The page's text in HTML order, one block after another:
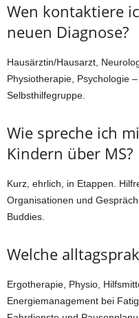
Wen kontaktiere
neuen Diagnose?
Hausärztin/Hausarzt,
Physiotherapie, Psychologie
Selbsthilfegruppe.
Wie spreche ich
Kindern über MS?
Kurz, ehrlich, in Etappen.
Organisationen und
Buddies.
Welche
Ergotherapie, Physio,
Energiemanagement bei